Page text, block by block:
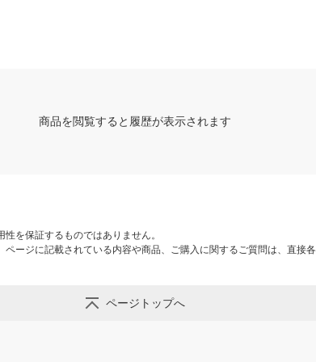
商品を閲覧すると履歴が表示されます
を保証するものではありません。
ージに記載されている内容や商品、ご購入に関するご質問は、直接
ページトップへ